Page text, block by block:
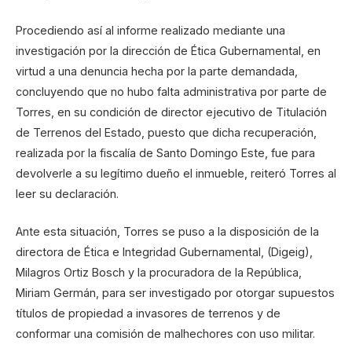
Procediendo así al informe realizado mediante una
investigación por la dirección de Ética Gubernamental, en
virtud a una denuncia hecha por la parte demandada,
concluyendo que no hubo falta administrativa por parte de
Torres, en su condición de director ejecutivo de Titulación
de Terrenos del Estado, puesto que dicha recuperación,
realizada por la fiscalía de Santo Domingo Este, fue para
devolverle a su legítimo dueño el inmueble, reiteró Torres al
leer su declaración.
Ante esta situación, Torres se puso a la disposición de la
directora de Ética e Integridad Gubernamental, (Digeig),
Milagros Ortiz Bosch y la procuradora de la República,
Miriam Germán, para ser investigado por otorgar supuestos
títulos de propiedad a invasores de terrenos y de
conformar una comisión de malhechores con uso militar.